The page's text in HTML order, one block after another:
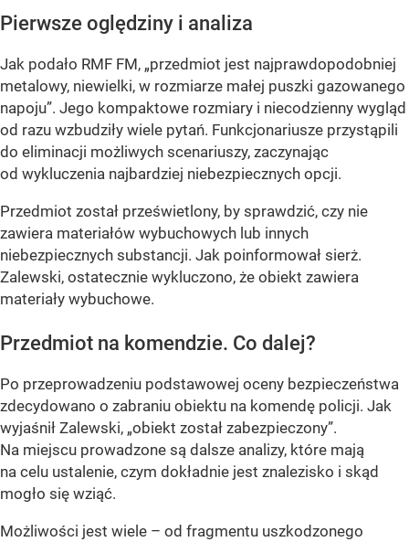
Pierwsze oględziny i analiza
Jak podało RMF FM, „przedmiot jest najprawdopodobniej
metalowy, niewielki, w rozmiarze małej puszki gazowanego
napoju”. Jego kompaktowe rozmiary i niecodzienny wygląd
od razu wzbudziły wiele pytań. Funkcjonariusze przystąpili
do eliminacji możliwych scenariuszy, zaczynając
od wykluczenia najbardziej niebezpiecznych opcji.
Przedmiot został prześwietlony, by sprawdzić, czy nie
zawiera materiałów wybuchowych lub innych
niebezpiecznych substancji. Jak poinformował sierż.
Zalewski, ostatecznie wykluczono, że obiekt zawiera
materiały wybuchowe.
Przedmiot na komendzie. Co dalej?
Po przeprowadzeniu podstawowej oceny bezpieczeństwa
zdecydowano o zabraniu obiektu na komendę policji. Jak
wyjaśnił Zalewski, „obiekt został zabezpieczony”.
Na miejscu prowadzone są dalsze analizy, które mają
na celu ustalenie, czym dokładnie jest znalezisko i skąd
mogło się wziąć.
Możliwości jest wiele – od fragmentu uszkodzonego